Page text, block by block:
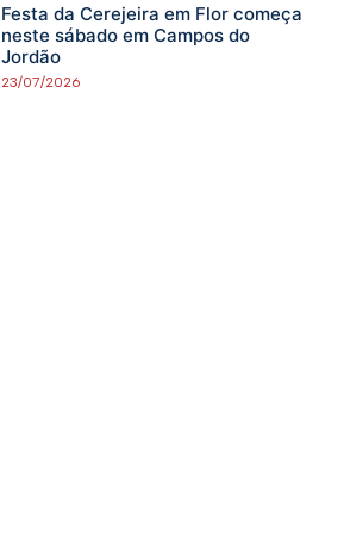
Festa da Cerejeira em Flor começa
neste sábado em Campos do
Jordão
23/07/2026